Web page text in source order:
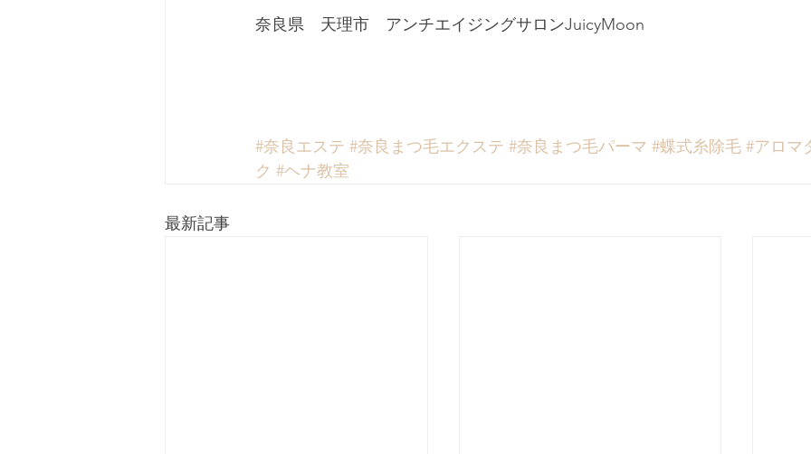
奈良県　天理市　アンチエイジングサロンJuicyMoon
#奈良エステ #奈良まつ毛エクステ #奈良まつ毛パーマ #蝶式糸除毛 #アロマ
ク #ヘナ教室
最新記事